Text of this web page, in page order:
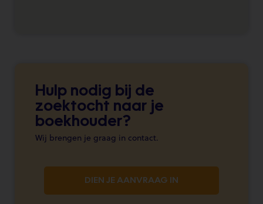
Hulp nodig bij de
zoektocht naar je
boekhouder?
Wij brengen je graag in contact.
DIEN JE AANVRAAG IN